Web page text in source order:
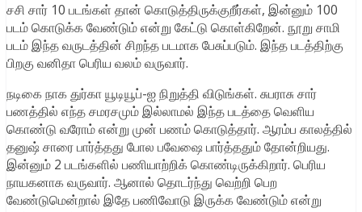
சசி சார் 10 படங்கள் தான் கொடுத்திருக்குறீர்கள், இன்னும் 100
படம் கொடுக்க வேண்டும் என்று கேட்டு கொள்கிறேன். நூறு சாமி
படம் இந்த வருடத்தின் சிறந்த படமாக பேசுப்படும். இந்த படத்திற்கு
பிறகு வனிதா பெரிய வலம் வருவார்.
நடிகை நாக துர்கா யூடியூப்-ஐ நிறுத்தி விடுங்கள். சுபராசு சார்
பணத்தில் எந்த சமரசமும் இல்லாமல் இந்த படத்தை வெளிய
கொண்டு வரோம் என்று முன் பணம் கொடுத்தார். ஆரம்ப காலத்தில்
தனுஷ் சாரை பார்த்தது போல பவேஷை பார்த்ததும் தோன்றியது.
இன்னும் 2 படங்களில் பணியாற்றிக் கொண்டிருக்கிறார். பெரிய
நாயகனாக வருவார். ஆனால் தொடர்ந்து வெற்றி பெற
வேண்டுமென்றால் இதே பணிவோடு இருக்க வேண்டும் என்று